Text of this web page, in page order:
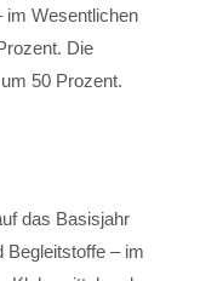
im Wesentlichen
Die
50 Prozent.
das Basisjahr
Begleitstoffe – im